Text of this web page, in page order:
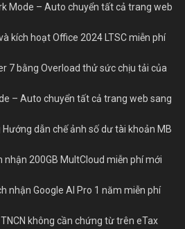
Mode – Auto chuyển tất cả trang web
kích hoạt Office 2024 LTSC miễn phí
7 bằng Overload thử sức chịu tải của
– Auto chuyển tất cả trang web sang
Hướng dẫn chế ảnh số dư tài khoản MB
nhận 200GB MultCloud miễn phí mới
nhận Google AI Pro 1 năm miễn phí
không cần chứng từ trên eTax